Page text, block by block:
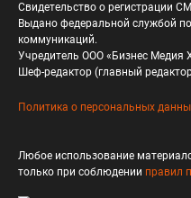
Свидетельство о регистрации
Выдано федеральной службой
коммуникаций.
Учредитель ООО «Бизнес Медия
Шеф-редактор (главный
Политика о персональных
Любое использование
только при соблюдении правил